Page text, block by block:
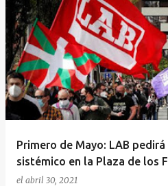
Primero de Mayo: LAB
sistémico en la Plaza de los
el abril 30, 2021